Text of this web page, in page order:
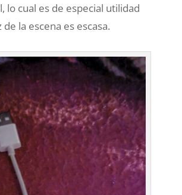
lo cual es de especial utilidad
de la escena es escasa.